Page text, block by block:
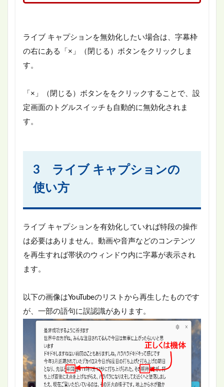
ライブ キャプションを無効化したい場合は、字幕枠
の右にある「×」（閉じる）ボタンをクリックしま
す。
「×」（閉じる）ボタンををクリックすることで、設
定画面のトグルスイッチも自動的に無効化されま
す。
3 ライブ キャプションの
使い方
ライブ キャプションを有効化していれば特段の操作
は必要はありません。動画や音声などのコンテンツ
を再生すれば帯状のウィンドウ内に字幕が表示され
ます。
以下の画像はYouTubeのリストから再生したものです
が、一部の語句に誤認識があります。